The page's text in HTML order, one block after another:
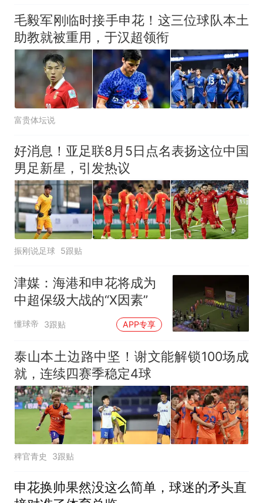
毛毅军刚临时接手申花！这三位球队本土
助教就被重用，于汉超领衔
富贵体坛说
好消息！亚足联8月5日点名表扬这位中国
男足新星，引发热议
振刚说足球 5跟贴
津媒：海港和申花将成为
中超保级大战的“X因素”
懂球帝 3跟贴 APP专享
泰山本土边路中坚！谢文能解锁100场成
就，连续四赛季稳定4球
稗官青史 3跟贴
申花换帅果然没这么简单，球迷的矛头直